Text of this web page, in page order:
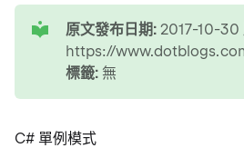
原文發布日期: 2017-10-30
https://
標籤: 無
C# 單例模式